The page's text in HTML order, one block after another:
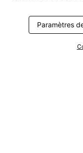
nécessitent un
collectées ou vos
transmises
bouton « Accepter
Paramètres